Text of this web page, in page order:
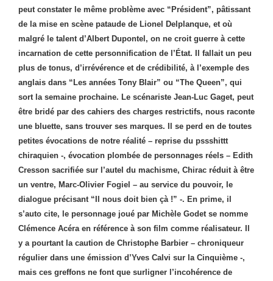
peut constater le même problème avec “Président”, pâtissant
de la mise en scène pataude de Lionel Delplanque, et où
malgré le talent d’Albert Dupontel, on ne croit guerre à cette
incarnation de cette personnification de l’État. Il fallait un peu
plus de tonus, d’irrévérence et de crédibilité, à l’exemple des
anglais dans “Les années Tony Blair” ou “The Queen”, qui
sort la semaine prochaine. Le scénariste Jean-Luc Gaget, peut
être bridé par des cahiers des charges restrictifs, nous raconte
une bluette, sans trouver ses marques. Il se perd en de toutes
petites évocations de notre réalité – reprise du pssshittt
chiraquien -, évocation plombée de personnages réels – Edith
Cresson sacrifiée sur l’autel du machisme, Chirac réduit à être
un ventre, Marc-Olivier Fogiel – au service du pouvoir, le
dialogue précisant “Il nous doit bien çà !” -. En prime, il
s’auto cite, le personnage joué par Michèle Godet se nomme
Clémence Acéra en référence à son film comme réalisateur. Il
y a pourtant la caution de Christophe Barbier – chroniqueur
régulier dans une émission d’Yves Calvi sur la Cinquième -,
mais ces greffons ne font que surligner l’incohérence de